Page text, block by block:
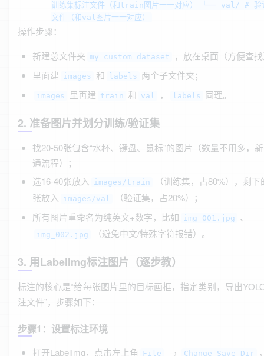
训练集标注文件（和train图片一一对应） └── val/ # 验
文件（和val图片一一对应）
操作步骤：
新建总文件夹 my_custom_dataset
，放在桌面（方便查
里面建 images 和 labels 两个子文件夹；
images 里再建 train 和 val ， labels 同理。
2. 准备图片并划分训练/验证集
找20-50张包含“水杯、键盘、鼠标”的图片（数量不用多，
通流程）；
选16-40张放入 images/train
（训练集，占80%），剩下
张放入 images/val
（验证集，占20%）；
所有图片重命名为纯英文+数字，比如 img_001.jpg 、
img_002.jpg （避免中文/特殊字符报错）。
3. 用LabelImg标注图片（逐步教）
标注的核心是“给每张图片里的目标画框，指定类别，导出
注文件”，步骤如下：
步骤1：设置标注环境
打开LabelImg，点击左上角 File → Change Save Dir